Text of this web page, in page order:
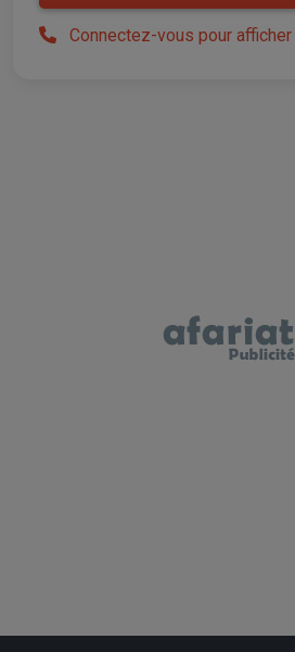
Connectez-vous pour afficher